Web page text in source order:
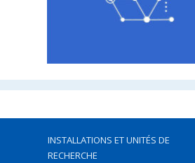
INSTALLATIONS ET UNITÉS DE
RECHERCHE